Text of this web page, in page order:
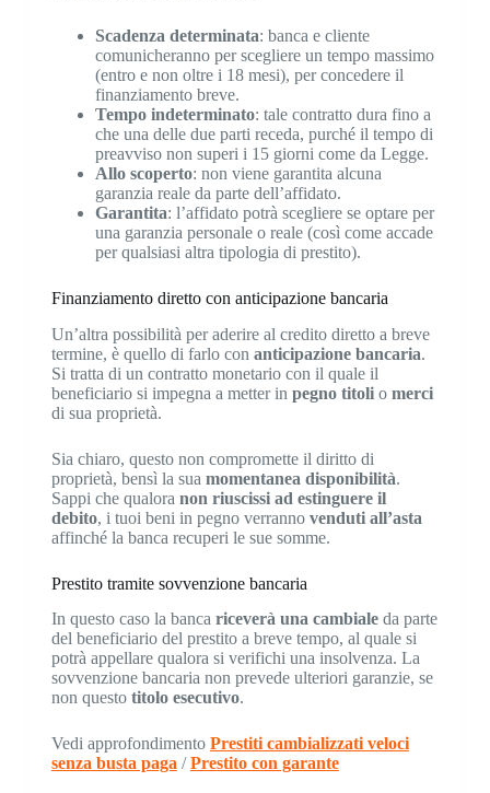
Scadenza determinata: banca e cliente
comunicheranno per scegliere un tempo massimo
(entro e non oltre i 18 mesi), per concedere il
finanziamento breve.
Tempo indeterminato: tale contratto dura fino a
che una delle due parti receda, purché il tempo di
preavviso non superi i 15 giorni come da Legge.
Allo scoperto: non viene garantita alcuna
garanzia reale da parte dell’affidato.
Garantita: l’affidato potrà scegliere se optare per
una garanzia personale o reale (così come accade
per qualsiasi altra tipologia di prestito).
Finanziamento diretto con anticipazione bancaria
Un’altra possibilità per aderire al credito diretto a breve
termine, è quello di farlo con anticipazione bancaria.
Si tratta di un contratto monetario con il quale il
beneficiario si impegna a metter in pegno titolio merci
di sua proprietà.
Sia chiaro, questo non compromette il diritto di
proprietà, bensì la sua momentanea disponibilità.
Sappi che qualora non riuscissi ad estinguere il
debito, i tuoi beni in pegno verranno venduti all’asta
affinché la banca recuperi le sue somme.
Prestito tramite sovvenzione bancaria
In questo caso la banca riceverà una cambialeda parte
del beneficiario del prestito a breve tempo, al quale si
potrà appellare qualora si verifichi una insolvenza. La
sovvenzione bancaria non prevede ulteriori garanzie, se
non questo titolo esecutivo.
Vedi approfondimento Prestiti cambializzati veloci
senza busta paga /Prestito con garante